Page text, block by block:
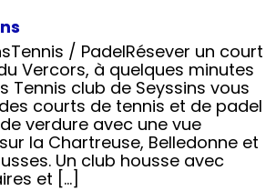
/ PadelRésever un court
Vercors, à quelques minutes
Tennis club de Seyssins vous
courts de tennis et de padel
verdure avec une vue
la Chartreuse, Belledonne et
Un club housse avec
et […]